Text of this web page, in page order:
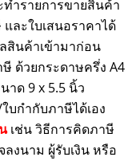
ำรายการขายสินค้า
ละใบเสนอราคาได้
สินค้าเข้ามาก่อน
ด้วยกระดาษครึ่ง A4
าด 9 x 5.5 นิ้ว
บกำกับภาษีได้เอง
เช่น วิธีการคิดภาษี
งนาม ผู้รับเงิน หรือ